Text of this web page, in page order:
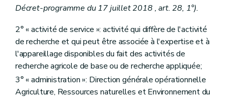
Sous-section 2 Condition d’engagement, évaluation et contrôle
Art. D.218/5
Art. D.218/6
Sous-section 3 Recours- Décret-programme du 17 juillet 2018, art. 33 à 45).
Art. D.218/7
Art. D.218/8
Art. D.218/9
Section 3 Soutien aux personnes morales pour la valorisation des produits agricoles
Décret-programme du 17 juillet 2018 , art. 28, 1°).
2° « activité de service »: activité qui diffère de l'activité
de recherche et qui peut être associée à l'expertise et à
l'appareillage disponibles du fait des activités de
recherche agricole de base ou de recherche appliquée;
3° « administration »: Direction générale opérationnelle
Agriculture, Ressources naturelles et Environnement du